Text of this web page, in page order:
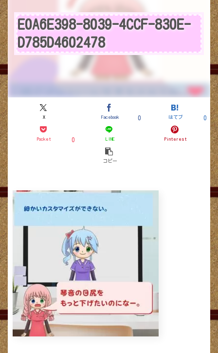
E0A6E398-8039-4CCF-830E-
D785D4602478
X Facebook 0 はてブ 0
Pocket 0 LINE Pinterest
コピー